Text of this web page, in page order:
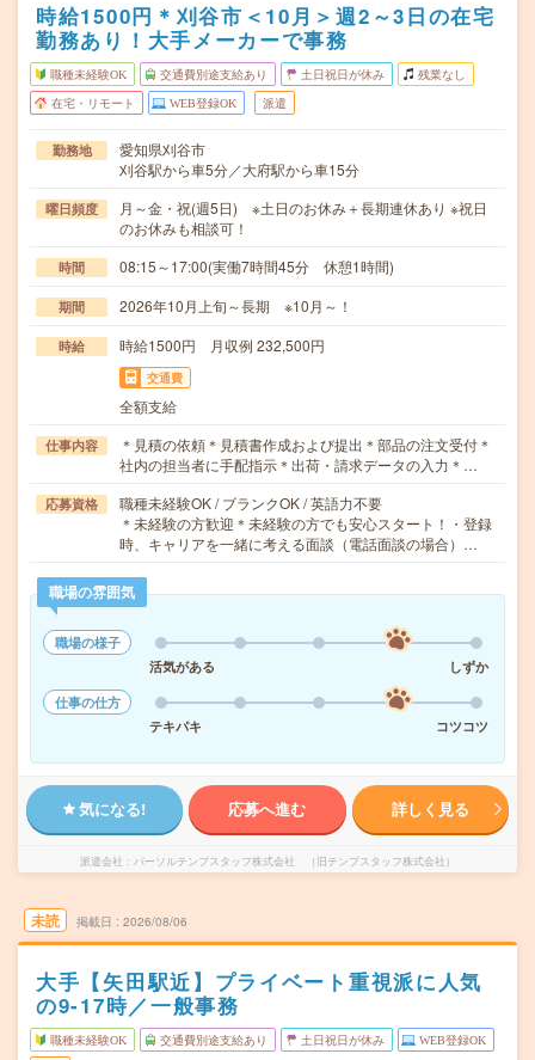
時給1500円＊刈谷市＜10月＞週2～3日の在宅
勤務あり！大手メーカーで事務
職種未経験OK 交通費別途支給あり 土日祝日が休み 残業なし
在宅・リモート WEB登録OK 派遣
勤務地
愛知県刈谷市
刈谷駅から車5分／大府駅から車15分
曜日頻度
月～金・祝(週5日) ※土日のお休み＋長期連休あり ※祝日
のお休みも相談可！
時間 08:15～17:00(実働7時間45分 休憩1時間)
期間 2026年10月上旬～長期 ※10月～！
時給 時給1500円 月収例 232,500円
交通費
全額支給
仕事内容
＊見積の依頼＊見積書作成および提出＊部品の注文受付＊
社内の担当者に手配指示＊出荷・請求データの入力＊…
応募資格
職種未経験OK / ブランクOK / 英語力不要
＊未経験の方歓迎＊未経験の方でも安心スタート！・登録
時、キャリアを一緒に考える面談（電話面談の場合）…
職場の雰囲気
職場の様子
活気がある
しずか
仕事の仕方
テキパキ
コツコツ
気になる! 応募へ進む 詳しく見る
派遣会社 パーソルテンプスタッフ株式会社 （旧テンプスタッフ株式会社）
未読 掲載日 2026/08/06
大手【矢田駅近】プライベート重視派に人気
の9-17時／一般事務
職種未経験OK 交通費別途支給あり 土日祝日が休み WEB登録OK